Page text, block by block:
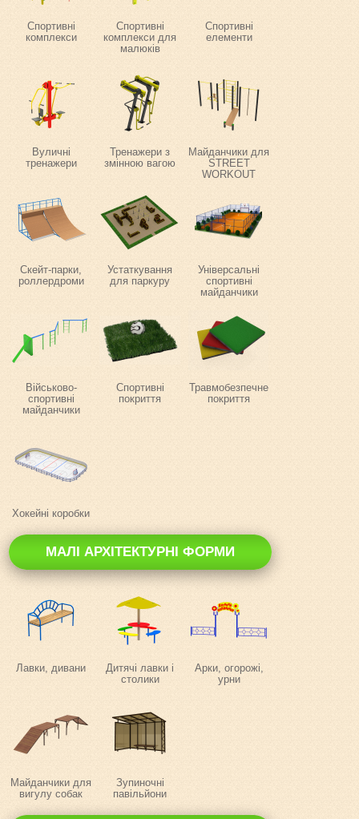
Спортивні
комплекси
Спортивні
комплекси для
малюків
Спортивні
елементи
Вуличні
тренажери
Тренажери з
змінною вагою
Майданчики для
STREET
WORKOUT
Скейт-парки,
роллердроми
Устаткування
для паркуру
Універсальні
спортивні
майданчики
Військово-
спортивні
майданчики
Спортивні
покриття
Травмобезпечне
покриття
Хокейні коробки
МАЛІ АРХІТЕКТУРНІ ФОРМИ
Лавки, дивани
Дитячі лавки і
столики
Арки, огорожі,
урни
Майданчики для
вигулу собак
Зупиночні
павільйони